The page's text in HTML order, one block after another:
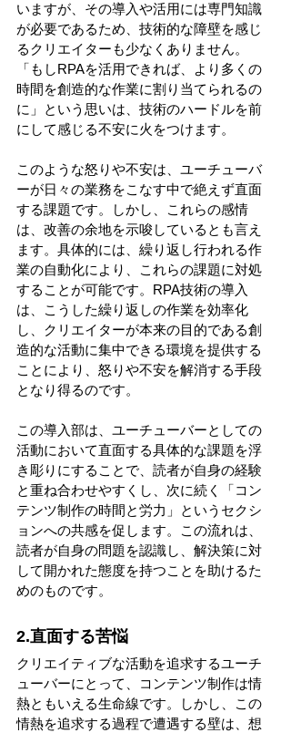
いますが、その導入や活用には専門知識
が必要であるため、技術的な障壁を感じ
るクリエイターも少なくありません。
「もしRPAを活用できれば、より多くの
時間を創造的な作業に割り当てられるの
に」という思いは、技術のハードルを前
にして感じる不安に火をつけます。
このような怒りや不安は、ユーチューバ
ーが日々の業務をこなす中で絶えず直面
する課題です。しかし、これらの感情
は、改善の余地を示唆しているとも言え
ます。具体的には、繰り返し行われる作
業の自動化により、これらの課題に対処
することが可能です。RPA技術の導入
は、こうした繰り返しの作業を効率化
し、クリエイターが本来の目的である創
造的な活動に集中できる環境を提供する
ことにより、怒りや不安を解消する手段
となり得るのです。
この導入部は、ユーチューバーとしての
活動において直面する具体的な課題を浮
き彫りにすることで、読者が自身の経験
と重ね合わせやすくし、次に続く「コン
テンツ制作の時間と労力」というセクシ
ョンへの共感を促します。この流れは、
読者が自身の問題を認識し、解決策に対
して開かれた態度を持つことを助けるた
めのものです。
2.直面する苦悩
クリエイティブな活動を追求するユーチ
ューバーにとって、コンテンツ制作は情
熱ともいえる生命線です。しかし、この
情熱を追求する過程で遭遇する壁は、想